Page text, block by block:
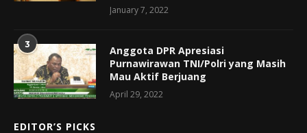
January 7, 2022
3
Anggota DPR Apresiasi
Purnawirawan TNI/Polri yang Masih
Mau Aktif Berjuang
April 29, 2022
EDITOR’S PICKS